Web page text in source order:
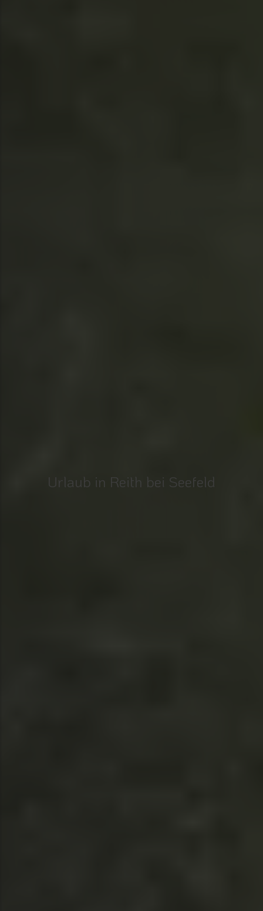
Urlaub in Reith bei Seefeld